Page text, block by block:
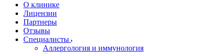
О клинике
Лицензии
Партнеры
Отзывы
Специалисты
Аллергология и иммунология